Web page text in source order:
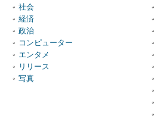
社会
経済
政治
コンピューター
エンタメ
リリース
写真